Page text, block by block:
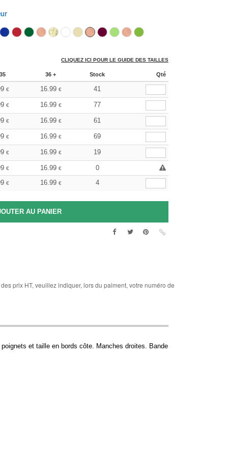
CLIQUEZ ICI POUR LE GUIDE DES TAILLES
36 + Stock Qté
€ 16.99 € 41
€ 16.99 € 77
€ 16.99 € 61
€ 16.99 € 69
€ 16.99 € 19
€ 16.99 €
0
€ 16.99 € 4
prix HT, veuillez indiquer, lors du paiment, votre numéro de
et taille en bords côte. Manches droites. Bande